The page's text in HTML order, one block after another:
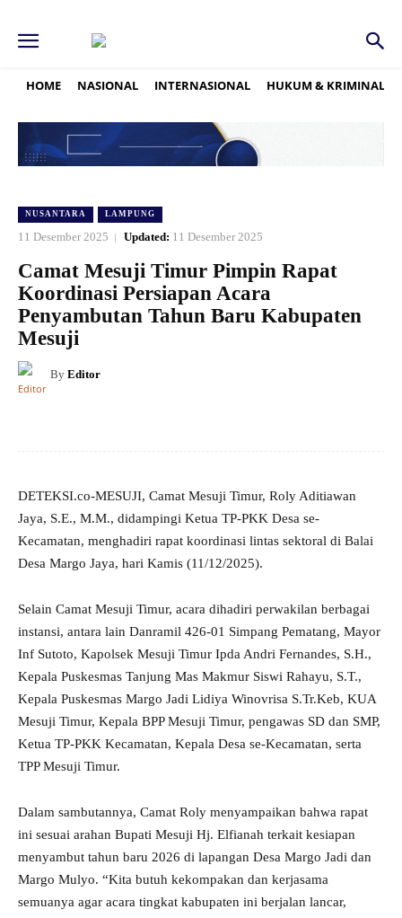
HOME NASIONAL INTERNASIONAL HUKUM & KRIMINAL
NUSANTARA LAMPUNG
11 Desember 2025 Updated: 11 Desember 2025
Camat Mesuji Timur Pimpin Rapat
Koordinasi Persiapan Acara
Penyambutan Tahun Baru Kabupaten
Mesuji
By Editor
DETEKSI.co-MESUJI, Camat Mesuji Timur, Roly Aditiawan
Jaya, S.E., M.M., didampingi Ketua TP-PKK Desa se-
Kecamatan, menghadiri rapat koordinasi lintas sektoral di Balai
Desa Margo Jaya, hari Kamis (11/12/2025).
Selain Camat Mesuji Timur, acara dihadiri perwakilan berbagai
instansi, antara lain Danramil 426-01 Simpang Pematang, Mayor
Inf Sutoto, Kapolsek Mesuji Timur Ipda Andri Fernandes, S.H.,
Kepala Puskesmas Tanjung Mas Makmur Siswi Rahayu, S.T.,
Kepala Puskesmas Margo Jadi Lidiya Winovrisa S.Tr.Keb, KUA
Mesuji Timur, Kepala BPP Mesuji Timur, pengawas SD dan SMP,
Ketua TP-PKK Kecamatan, Kepala Desa se-Kecamatan, serta
TPP Mesuji Timur.
Dalam sambutannya, Camat Roly menyampaikan bahwa rapat
ini sesuai arahan Bupati Mesuji Hj. Elfianah terkait kesiapan
menyambut tahun baru 2026 di lapangan Desa Margo Jadi dan
Margo Mulyo. “Kita butuh kekompakan dan kerjasama
semuanya agar acara tingkat kabupaten ini berjalan lancar,